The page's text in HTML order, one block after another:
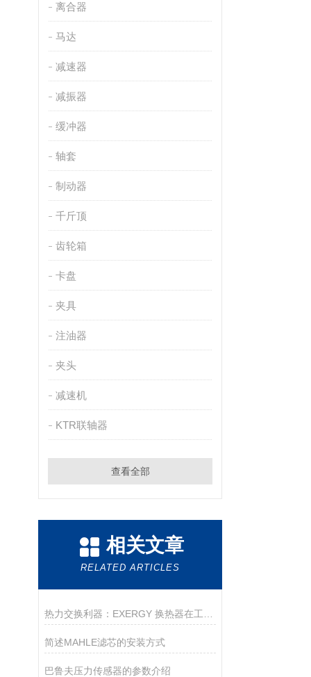
离合器
马达
减速器
减振器
缓冲器
轴套
制动器
千斤顶
齿轮箱
卡盘
夹具
注油器
夹头
减速机
KTR联轴器
查看全部
相关文章
RELATED ARTICLES
简述MAHLE滤芯的安装方式
巴鲁夫压力传感器的参数介绍